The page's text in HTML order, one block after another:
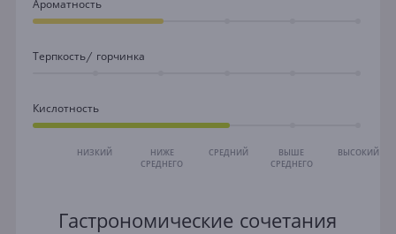
Ароматность
Терпкость/ горчинка
Кислотность
НИЗКИЙ
НИЖЕ
СРЕДНЕГО
СРЕДНИЙ
ВЫШЕ
СРЕДНЕГО
ВЫСОКИЙ
Гастрономические сочетания